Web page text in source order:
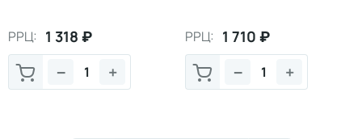
РРЦ: 1 318 ₽
+
−
РРЦ: 1 710 ₽
+
−